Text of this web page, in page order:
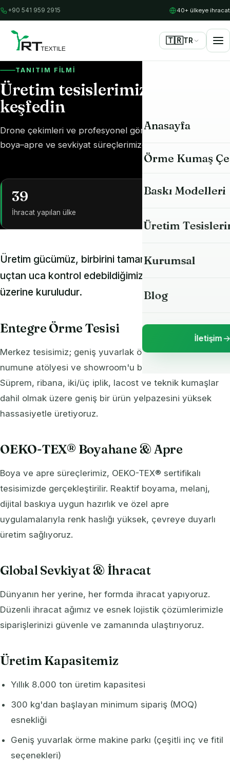
+90 541 959 2915 40+ ülkeye ihracat
🇹🇷TR
Anasayfa
Örme Kumaş
Tüm Kumaşlar
3 İplik Şardonlu
Ribana Kumaş
Yaka & Bant
Pamuk Scuba
Polyester Scuba
Baskı Modelleri
Üretim
Kurumsal
Blog
İletişim
TANITIM FILMI
Üretim tesislerimizi yakından
keşfedin
Drone çekimleri ve profesyonel görüntülerle örme,
boya–apre ve sevkiyat süreçlerimize bir bakış.
86
Zamanında teslimat
Üretim gücümüz, birbirini tamamlayan tesisler ve
uçtan uca kontrol edebildiğimiz entegre bir süreç
üzerine kuruludur.
Entegre Örme Tesisi
Merkez tesisimiz; geniş yuvarlak örme makine parkı,
numune atölyesi ve showroom'u bir arada barındırır.
Süprem, ribana, iki/üç iplik, lacost ve teknik kumaşlar
dahil olmak üzere geniş bir ürün yelpazesini yüksek
hassasiyetle üretiyoruz.
OEKO-TEX® Boyahane & Apre
Boya ve apre süreçlerimiz, OEKO-TEX® sertifikalı
tesisimizde gerçekleştirilir. Reaktif boyama, melanj,
dijital baskıya uygun hazırlık ve özel apre
uygulamalarıyla renk haslığı yüksek, çevreye duyarlı
üretim sağlıyoruz.
Global Sevkiyat & İhracat
Dünyanın her yerine, her formda ihracat yapıyoruz.
Düzenli ihracat ağımız ve esnek lojistik çözümlerimizle
siparişlerinizi güvenle ve zamanında ulaştırıyoruz.
Üretim Kapasitemiz
Yıllık 8.000 ton üretim kapasitesi
300 kg'dan başlayan minimum sipariş (MOQ)
esnekliği
Geniş yuvarlak örme makine parkı (çeşitli inç ve fitil
seçenekleri)